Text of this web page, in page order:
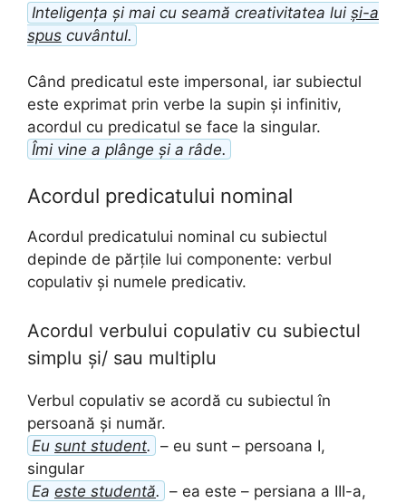
Inteligența și mai cu seamă creativitatea lui și-a
spus cuvântul.
Când predicatul este impersonal, iar subiectul
este exprimat prin verbe la supin și infinitiv,
acordul cu predicatul se face la singular.
Îmi vine a plânge și a râde.
Acordul predicatului nominal
Acordul predicatului nominal cu subiectul
depinde de părțile lui componente: verbul
copulativ și numele predicativ.
Acordul verbului copulativ cu subiectul
simplu și/ sau multiplu
Verbul copulativ se acordă cu subiectul în
persoană și număr.
Eu sunt student. – eu sunt – persoana I,
singular
Ea este studentă. – ea este – persiana a III-a,